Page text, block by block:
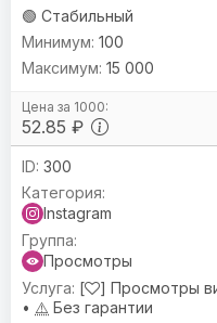
🟢 Стабильный
52.85 ₽
100
15 000
300
Instagram
Просмотры
[
] Просмотры
• ⚠️ Без гарантии